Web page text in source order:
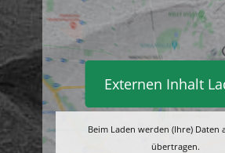
Externen Inhalt
Beim Laden werden (Ihre) Daten
übertragen.